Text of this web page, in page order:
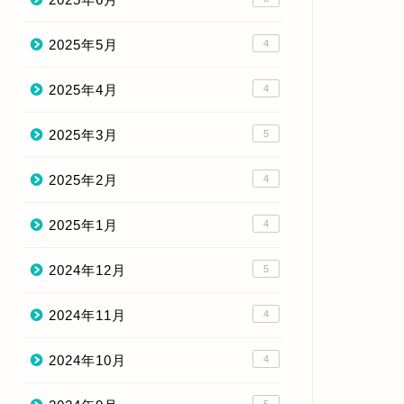
2025年5月 4
2025年4月 4
2025年3月 5
2025年2月 4
2025年1月 4
2024年12月 5
2024年11月 4
2024年10月 4